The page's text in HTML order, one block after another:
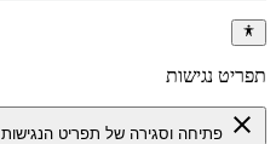
תפריט נגישות
close פתיחה וסגירה של תפריט הנגישות